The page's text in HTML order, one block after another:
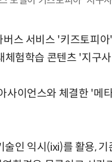
스 서비스 '키즈토피
체험학습 콘텐츠 '지구
사이언스와 체결한 '메
인 익시(ixi)를 활용,